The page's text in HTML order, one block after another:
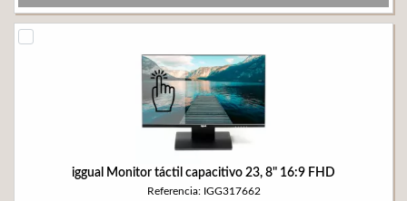
iggual Monitor táctil capacitivo 23, 8" 16:9 FHD
Referencia: IGG317662